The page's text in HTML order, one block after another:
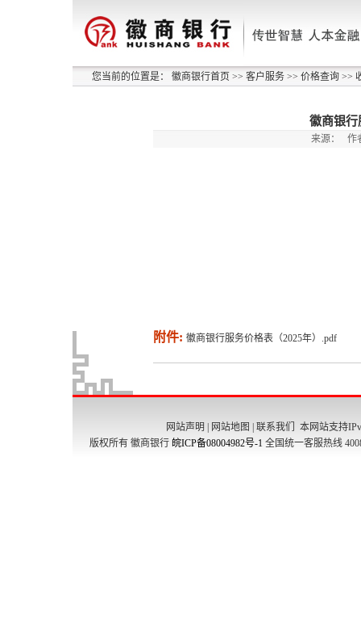
您当前的位置是： 徽商银行首页 >> 客户服务 >> 价格查询 >>
徽商银行
来源： 作
附件: 徽商银行服务价格表（2025年）.pdf
网站声明 网站地图 联系我们
本网站支持
版权所有 徽商银行 皖ICP备08004982号-1 全国统一客服热线